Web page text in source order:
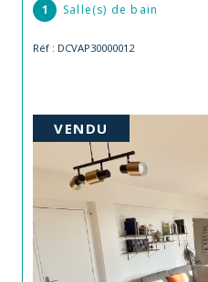
1
Salle(s) de bain
Réf : DCVAP30000012
VENDU